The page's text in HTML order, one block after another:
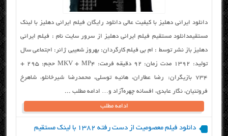
دانلود ایرانی دهلیز با کیفیت عالی دانلود رایگان فیلم ایرانی دهلیز با لینک
مستقیمدانلود مستقیم فیلم ایرانی دهلیز از سرور سایت نام : فیلم ایرانی
دهلیز باز نشر توسط : ام بی فیلم کارگردان: بهروز شعیبی ژانر: اجتماعی سال
تولید: ۱۳۹۲ مدت زمان: ۹۲ دقیقه فرمت: MKV + MP4 حجم: ۲۹۵ +
۷۳۴ بازیگران: رضا عطاران، هانیه توسلی، محمدرضا شیرخانلو، شاهرخ
فروتنیان، نگار عابدی، افسانه چهره‌آزاد و… ادامه مطلب ...
ادامه مطلب
دانلود فیلم معصومیت از دست رفته ۱۳۸۲ با لینک مستقیم